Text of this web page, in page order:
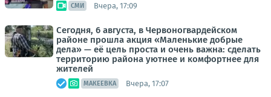
СМИ Вчера, 17:09
Сегодня, 6 августа, в Червоногвардейском
районе прошла акция «Маленькие добрые
дела» — её цель проста и очень важна: сделать
территорию района уютнее и комфортнее для
жителей
МАКЕЕВКА Вчера, 17:07